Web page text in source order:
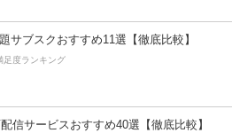
サブスクおすすめ11選【徹底比較】
足度ランキング
信サービスおすすめ40選【徹底比較】